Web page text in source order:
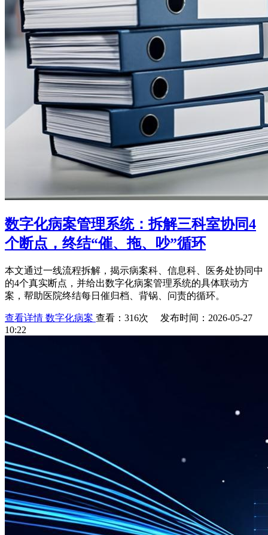
数字化病案管理系统：拆解三科室协同4
个断点，终结“催、拖、吵”循环
本文通过一线流程拆解，揭示病案科、信息科、医务处协同中
的4个真实断点，并给出数字化病案管理系统的具体联动方
案，帮助医院终结每日催归档、背锅、问责的循环。
查看详情 数字化病案 查看：316次 发布时间：2026-05-27
10:22